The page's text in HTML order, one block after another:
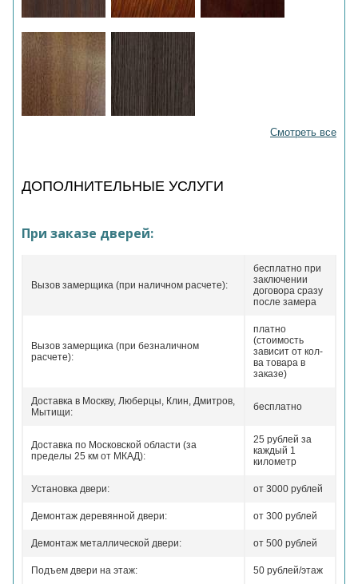
Смотреть все
ДОПОЛНИТЕЛЬНЫЕ УСЛУГИ
При заказе дверей:
Вызов замерщика (при наличном расчете):
бесплатно при
заключении
договора сразу
после замера
Вызов замерщика (при безналичном
расчете):
платно
(стоимость
зависит от кол-
ва товара в
заказе)
Доставка в Москву, Люберцы, Клин, Дмитров,
Мытищи:
бесплатно
Доставка по Московской области (за
пределы 25 км от МКАД):
25 рублей за
каждый 1
километр
Установка двери: от 3000 рублей
Демонтаж деревянной двери: от 300 рублей
Демонтаж металлической двери: от 500 рублей
Подъем двери на этаж: 50 рублей/этаж